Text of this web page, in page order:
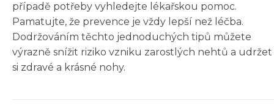
případě potřeby vyhledejte lékařskou pomoc.
Pamatujte, že prevence je vždy lepší než léčba.
Dodržováním těchto jednoduchých tipů můžete
výrazně snížit riziko vzniku zarostlých nehtů a udržet
si zdravé a krásné nohy.